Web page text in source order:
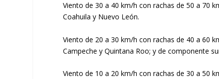
Viento de 30 a 40 km/h con rachas de 50 a 70
Coahuila y Nuevo León.
Viento de 20 a 30 km/h con rachas de 40 a 60
Campeche y Quintana Roo; y de componente
Viento de 10 a 20 km/h con rachas de 30 a 50